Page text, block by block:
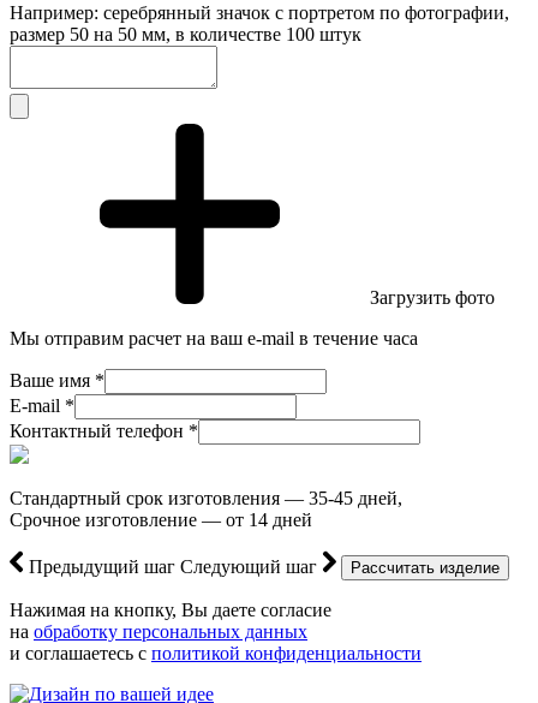
Например: серебрянный значок с портретом по фотографии,
размер 50 на 50 мм, в количестве 100 штук
Загрузить фото
Мы отправим расчет на ваш e-mail в течение часа
Ваше имя *
E-mail *
Контактный телефон *
Стандартный срок изготовления — 35-45 дней,
Срочное изготовление — от 14 дней
Предыдущий шаг Следующий шаг
Нажимая на кнопку, Вы даете согласие
на обработку персональных данных
и соглашаетесь с политикой конфиденциальности